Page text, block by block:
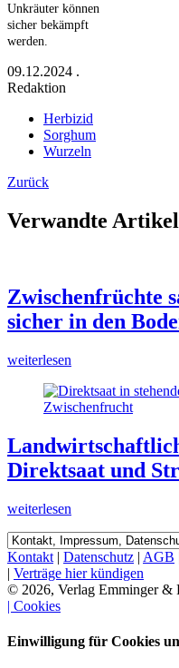
Unkräuter können
sicher bekämpft
werden.
09.12.2024 .
Redaktion
Herbizid
Sorghum
Wurzeln
Zurück
Verwandte Artikel
Zwischenfrüchte
sicher in den
weiterlesen
Direktsaat und
weiterlesen
Kontakt | Datenschutz | AGB
| Verträge hier kündigen
© 2026, Verlag Emminger &
| Cookies
Einwilligung für Cookies